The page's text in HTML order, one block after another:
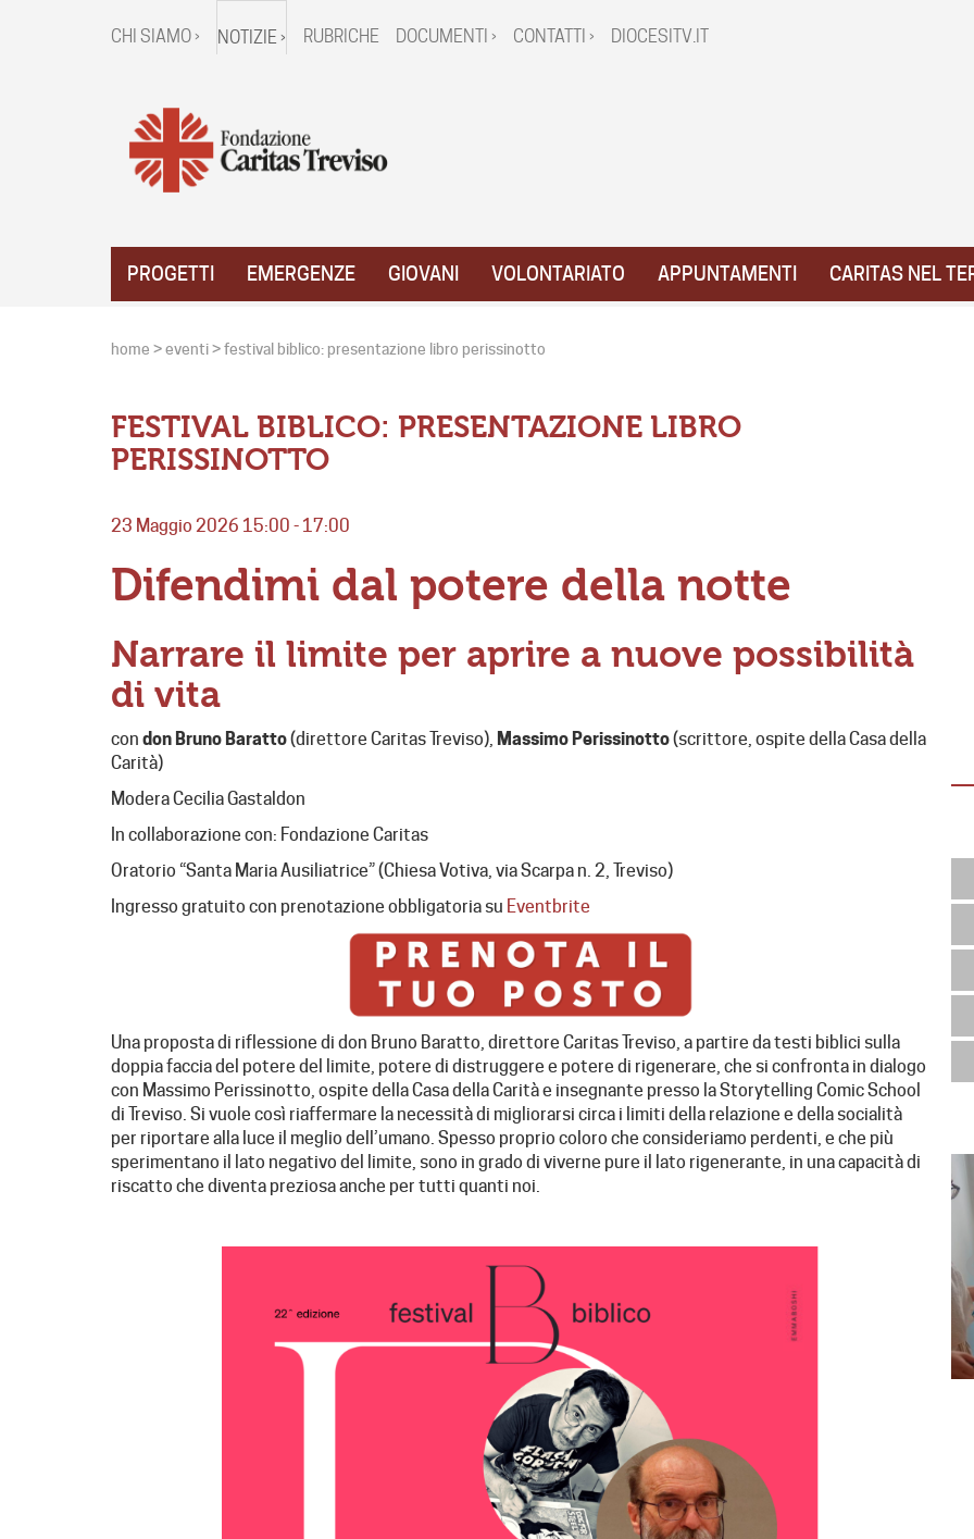
CHI SIAMO › NOTIZIE › RUBRICHE DOCUMENTI › CONTATTI › DIOCESITV.IT
PROGETTI EMERGENZE GIOVANI VOLONTARIATO APPUNTAMENTI CARITAS NEL
home >eventi>festival biblico: presentazione libro perissinotto
FESTIVAL BIBLICO: PRESENTAZIONE LIBRO
PERISSINOTTO
23 Maggio 2026 15:00 - 17:00
Difendimi dal potere della notte
Narrare il limite per aprire a nuove possibilità
di vita
con don Bruno Baratto(direttore Caritas Treviso), Massimo Perissinotto(scrittore, ospite della Casa della
Carità)
Modera Cecilia Gastaldon
In collaborazione con: Fondazione Caritas
Oratorio “Santa Maria Ausiliatrice” (Chiesa Votiva, via Scarpa n. 2, Treviso)
Ingresso gratuito con prenotazione obbligatoria su Eventbrite
Una proposta di riflessione di don Bruno Baratto, direttore Caritas Treviso, a partire da testi biblici sulla
doppia faccia del potere del limite, potere di distruggere e potere di rigenerare, che si confronta in dialogo
con Massimo Perissinotto, ospite della Casa della Carità e insegnante presso la Storytelling Comic School
di Treviso. Si vuole così riaffermare la necessità di migliorarsi circa i limiti della relazione e della socialità
per riportare alla luce il meglio dell’umano. Spesso proprio coloro che consideriamo perdenti, e che più
sperimentano il lato negativo del limite, sono in grado di viverne pure il lato rigenerante, in una capacità di
riscatto che diventa preziosa anche per tutti quanti noi.
LAVANDERIA